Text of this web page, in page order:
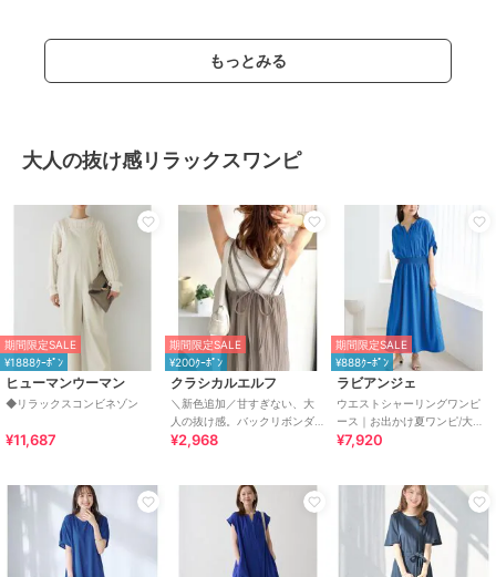
もっとみる
大人の抜け感リラックスワンピ
期間限定SALE
¥1888ｸｰﾎﾟﾝ
ヒューマンウーマン
◆リラックスコンビネゾン
¥11,687
期間限定SALE
¥200ｸｰﾎﾟﾝ
クラシカルエルフ
＼新色追加／甘すぎない、大
人の抜け感。バックリボンダ
ブルストラッププリーツキャ
¥2,968
期間限定SALE
¥888ｸｰﾎﾟﾝ
ラビアンジェ
ウエストシャーリングワンピ
ース｜お出かけ夏ワンピ/大人
リラックス/細見え/サラッと涼
¥7,920